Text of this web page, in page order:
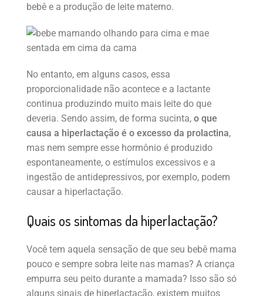
bebê e a produção de leite materno.
No entanto, em alguns casos, essa
proporcionalidade não acontece e a lactante
continua produzindo muito mais leite do que
deveria. Sendo assim, de forma sucinta, o que
causa a hiperlactação é o excesso da prolactina,
mas nem sempre esse hormônio é produzido
espontaneamente, o estímulos excessivos e a
ingestão de antidepressivos, por exemplo, podem
causar a hiperlactação.
Quais os sintomas da hiperlactação?
Você tem aquela sensação de que seu bebê mama
pouco e sempre sobra leite nas mamas? A criança
empurra seu peito durante a mamada? Isso são só
alguns sinais de hiperlactação, existem muitos